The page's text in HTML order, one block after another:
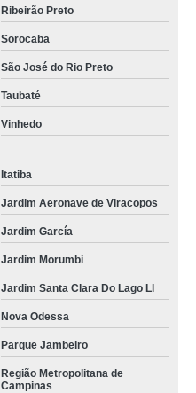
Ribeirão Preto
Sorocaba
São José do Rio Preto
Taubaté
Vinhedo
Itatiba
Jardim Aeronave de Viracopos
Jardim García
Jardim Morumbi
Jardim Santa Clara Do Lago Ll
Nova Odessa
Parque Jambeiro
Região Metropolitana de
Campinas